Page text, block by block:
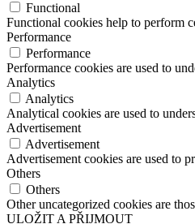
Functional
Functional cookies help to perform
Performance
Performance
Performance cookies are used to
Analytics
Analytics
Analytical cookies are used to
Advertisement
Advertisement
Advertisement cookies are used to
Others
Others
Other uncategorized cookies are
ULOŽIT A PŘIJMOUT